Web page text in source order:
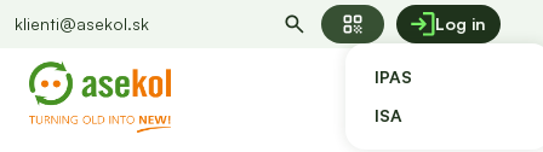
klienti@asekol.sk qr_code
IPAS
ISA
Log in